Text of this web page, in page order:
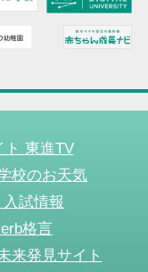
ト 東進TV
校のお天気
試情報
格言
来発見サイト